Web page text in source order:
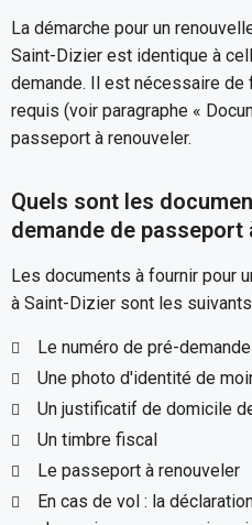
La démarche pour un
Saint-Dizier est identique à
demande. Il est nécessaire de
requis (voir paragraphe «
passeport à renouveler.
Quels sont les
demande de passeport
Les documents à fournir pour
à Saint-Dizier sont les
Le numéro de pré-
Une photo d'identité de
Un justificatif de domicile
Un timbre fiscal
Le passeport à renouveler
En cas de vol : la